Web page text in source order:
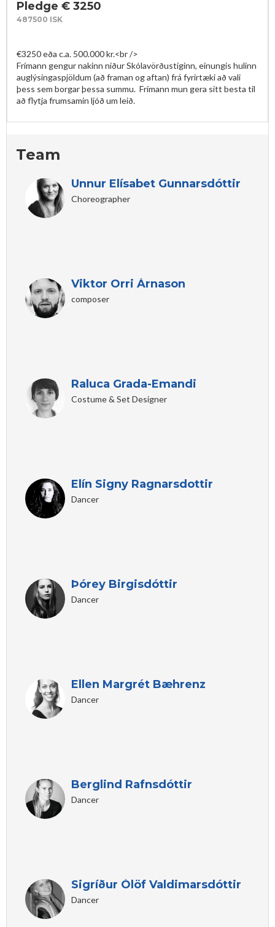
Pledge € 3250
487500 ISK
€3250 eða c.a. 500.000 kr.<br />
Frímann gengur nakinn niður Skólavörðustíginn, einungis hulinn
auglýsingaspjöldum (að framan og aftan) frá fyrirtæki að vali
þess sem borgar þessa summu.  Frímann mun gera sitt besta til
að flytja frumsamin ljóð um leið.
Team
Unnur Elísabet Gunnarsdóttir
Choreographer
Viktor Orri Árnason
composer
Raluca Grada-Emandi
Costume & Set Designer
Elín Signy Ragnarsdottir
Dancer
Þórey Birgisdóttir
Dancer
Ellen Margrét Bæhrenz
Dancer
Berglind Rafnsdóttir
Dancer
Sigríður Ólöf Valdimarsdóttir
Dancer